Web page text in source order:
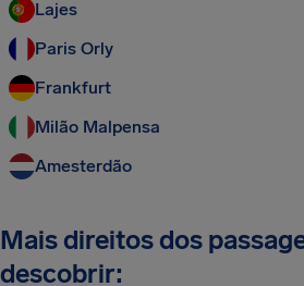
Lajes
Paris Orly
Frankfurt
Milão Malpensa
Amesterdão
Mais direitos dos
descobrir: